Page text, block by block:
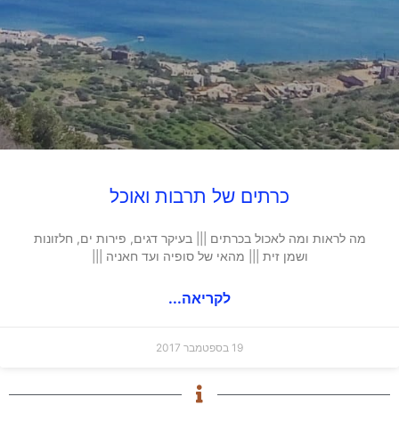
כרתים של תרבות ואוכל
מה לראות ומה לאכול בכרתים ||| בעיקר דגים, פירות ים, חלזונות
ושמן זית ||| מהאי של סופיה ועד חאניה |||
לקריאה...
19 בספטמבר 2017